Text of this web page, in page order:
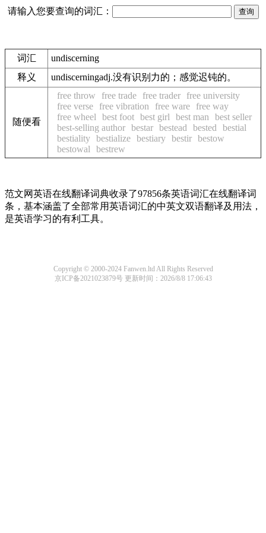
请输入您要查询的词汇：
词汇
undiscerning
释义
undiscerningadj.没有识别力的；感觉迟钝的。
随便看
free throw free trade free trader
free university
free verse
free vibration free ware
free way
free wheel
best foot best girl best man
best seller
best-selling author bestar bestead bested
bestial
bestiality bestialize bestiary bestir bestow
bestowal
bestrew
范文网英语在线翻译词典收录了97856条英语词汇在线翻译词
条，基本涵盖了全部常用英语词汇的中英文双语翻译及用法，
是英语学习的有利工具。
Copyright © 2000-2024 Fanwen.ltd All Rights Reserved
京ICP备2021023879号更新时间：2026/8/8 17:06:43